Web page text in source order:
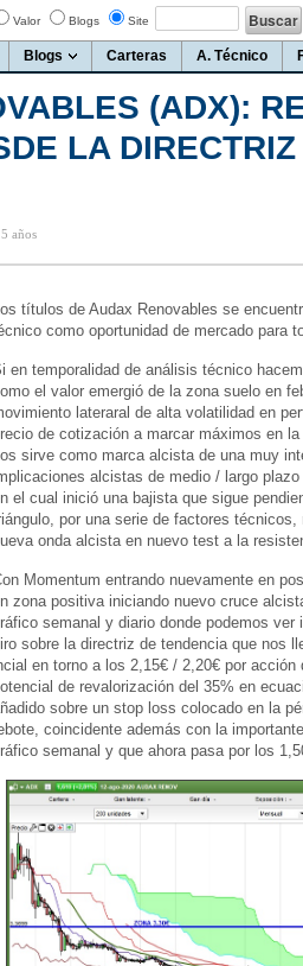
Valor Blogs Site
Blogs Carteras A. Técnico
(ADX):
LA
años
títulos de Audax Renovables se
como oportunidad de mercado para
en temporalidad de análisis técnico
el valor emergió de la zona suelo en
lateraral de alta volatilidad en
de cotización a marcar máximos en
sirve como marca alcista de una muy
alcistas de medio / largo
el cual inició una bajista que sigue
por una serie de factores técnicos,
onda alcista en nuevo test a la
Momentum entrando nuevamente en
zona positiva iniciando nuevo cruce
semanal y diario donde podemos
sobre la directriz de tendencia que nos
en torno a los 2,15€ / 2,20€ por
de revalorización del 35% en
sobre un stop loss colocado en la
coincidente además con la
semanal y que ahora pasa por los